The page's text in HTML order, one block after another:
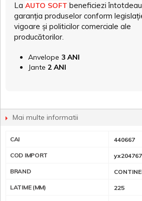
La AUTO SOFT beneficiezi
garanția produselor conform
vigoare și politicilor comerciale ale
producătorilor.
Anvelope 3 ANI
Jante 2 ANI
Mai multe informatii
CAI 440667
COD IMPORT yx204767
BRAND
LATIME (MM) 225